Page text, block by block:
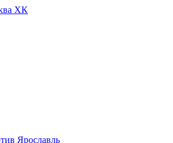
ХК
Ярославль